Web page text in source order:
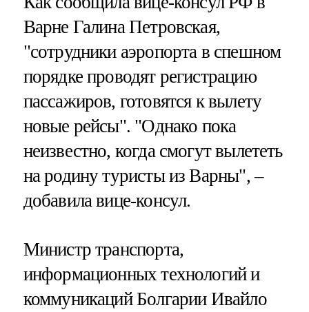
Варне Галина Петровская,
"сотрудники аэропорта в спешном
порядке проводят регистрацию
пассажиров, готовятся к вылету
новые рейсы". "Однако пока
неизвестно, когда смогут вылететь
на родину туристы из Варны", –
добавила вице-консул.
Министр транспорта,
информационных технологий и
коммуникаций Болгарии Ивайло